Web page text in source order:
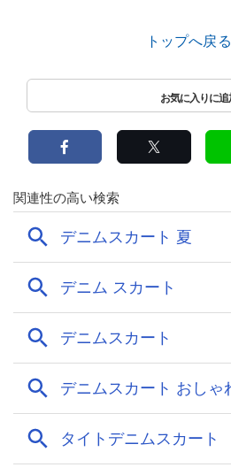
トップへ戻る